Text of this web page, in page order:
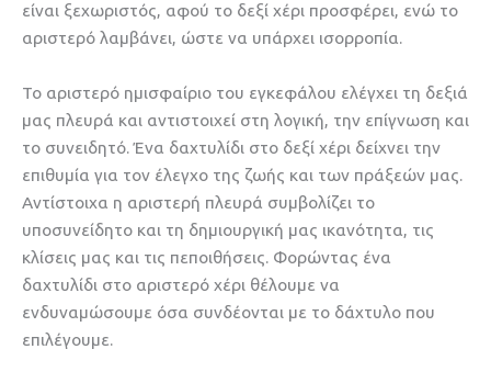
είναι ξεχωριστός, αφού το δεξί χέρι προσφέρει, ενώ το
αριστερό λαμβάνει, ώστε να υπάρχει ισορροπία.
Το αριστερό ημισφαίριο του εγκεφάλου ελέγχει τη δεξιά
μας πλευρά και αντιστοιχεί στη λογική, την επίγνωση και
το συνειδητό. Ένα δαχτυλίδι στο δεξί χέρι δείχνει την
επιθυμία για τον έλεγχο της ζωής και των πράξεών μας.
Αντίστοιχα η αριστερή πλευρά συμβολίζει το
υποσυνείδητο και τη δημιουργική μας ικανότητα, τις
κλίσεις μας και τις πεποιθήσεις. Φορώντας ένα
δαχτυλίδι στο αριστερό χέρι θέλουμε να
ενδυναμώσουμε όσα συνδέονται με το δάχτυλο που
επιλέγουμε.